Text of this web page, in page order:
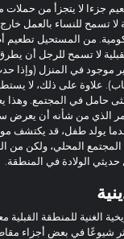
لا يتجزأ من حملات
تسمح للنساء بالعمل خارج
من المستحيل تطعيم
لا تسمح للرجل أن يطرق
في المنزل (وإذا حدث
علاوة على ذلك، لا
في المجتمع. وهذا يعتبر
الذي من شأنه أن يعرض
يولد طفل، قد يكتشف موظفو
المحلي، ولكن من الصعب
الولادة في المنطقة.
الغنية للمنطقة القبلية
في بعض أجزاء مقاطعة